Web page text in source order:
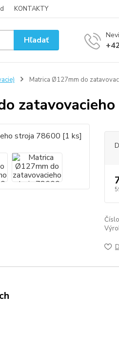
KONTAKTY
Hľadať
Matrica Ø127mm do